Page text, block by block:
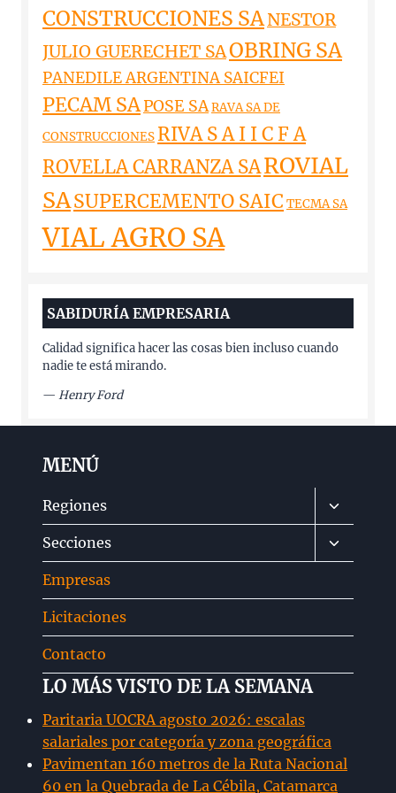
CONSTRUCCIONES SANESTOR
JULIO GUERECHET SAOBRING SA
PANEDILE ARGENTINA SAICFEI
PECAM SAPOSE SARAVA SA DE
CONSTRUCCIONES RIVA S A I I C F A
ROVELLA CARRANZA SAROVIAL
SASUPERCEMENTO SAIC TECMA SA
VIAL AGRO SA
SABIDURÍA EMPRESARIA
Calidad significa hacer las cosas bien incluso cuando
nadie te está mirando.
— Henry Ford
MENÚ
Regiones
Alternar
menú
hijo
Secciones
Alternar
menú
Empresas
Licitaciones
Contacto
LO MÁS VISTO DE LA SEMANA
Paritaria UOCRA agosto 2026: escalas
salariales por categoría y zona geográfica
Pavimentan 160 metros de la Ruta Nacional
60 en la Quebrada de La Cébila, Catamarca